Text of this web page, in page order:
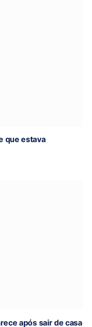
que estava
após sair de casa